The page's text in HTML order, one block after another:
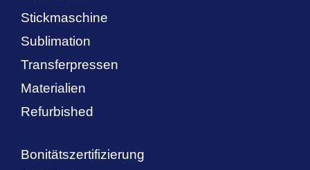
Stickmaschine
Sublimation
Transferpressen
Materialien
Refurbished
Bonitätszertifizierung